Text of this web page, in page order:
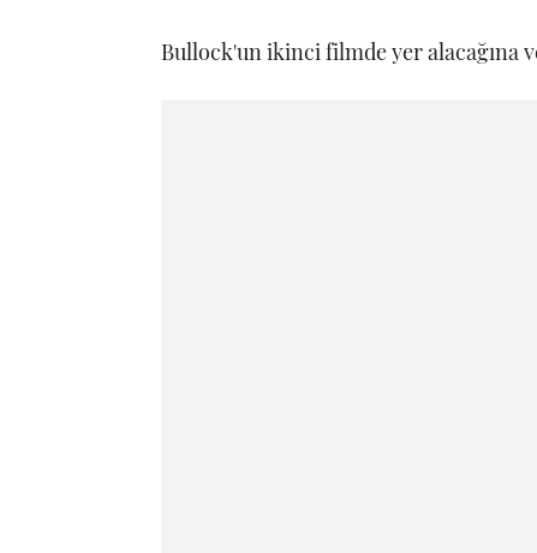
Bullock'un ikinci filmde yer alacağına